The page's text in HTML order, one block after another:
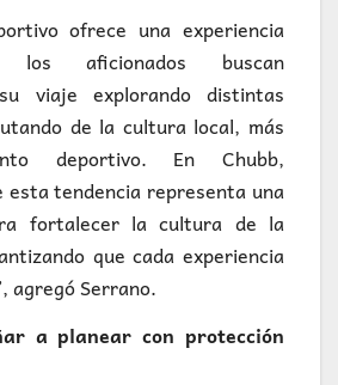
ofrece una experiencia
los aficionados buscan
viaje explorando distintas
de la cultura local, más
deportivo. En Chubb,
esta tendencia representa una
fortalecer la cultura de la
que cada experiencia
agregó Serrano.
a planear con protección